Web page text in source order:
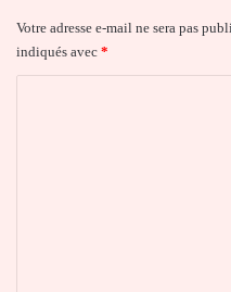
Votre adresse e-mail ne sera pas
indiqués avec *